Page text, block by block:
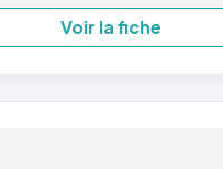
Voir la fiche